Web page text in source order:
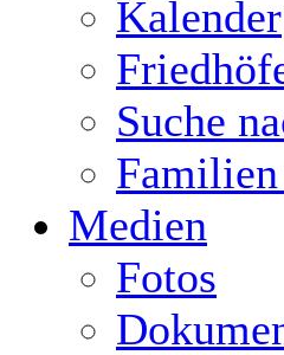
Kalender
Suche
Familien
Medien
Fotos